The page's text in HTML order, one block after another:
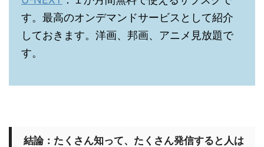
す。最高のオンデマンドサービスとして紹介
しておきます。洋画、邦画、アニメ見放題で
す。
結論：たくさん知って、たくさん発信すると人は